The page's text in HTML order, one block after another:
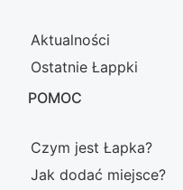
Aktualności
Ostatnie Łappki
POMOC
Czym jest Łapka?
Jak dodać miejsce?